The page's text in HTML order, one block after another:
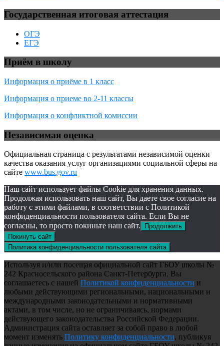
Государственная итоговая аттестация
ОГЭ
ЕГЭ
Приём в школу
Информация о приёме в 1 класс
Информация о приеме во 2-11 классы
Информация о конфликтной комиссии
Независимая оценка
Официальная страница с результатами независимой оценки
качества оказания услуг организациями социальной сферы на
сайте www.bus.gov.ru
Наш сайт использует файлы Cookie для хранения данных.
Продолжая использовать наш сайт, Вы даете свое согласие на
работу с этими файлами, в соответствии с Политикой
конфиденциальности пользователя сайта. Если Вы не
согласны, то просто покиньте наш сайт.
Продолжить
Покинуть сайт
Политика конфиденциальности пользователя сайта
Используя и/или посещая официальной сайт ГБОУ школы №
242 Красносельского района Санкт-Петербурга, Вы
соглашаетесь с нашей Политикой конфиденциальности и
любыми действующими региональными, национальными и
международными законодательными и нормативными
актами, в том числе, но не ограничиваясь, нормами
действующего законодательства Российской Федерации.
Администрация сайта оставляет за собой право в любой
момент изменять Политику конфиденциальности, публикуя